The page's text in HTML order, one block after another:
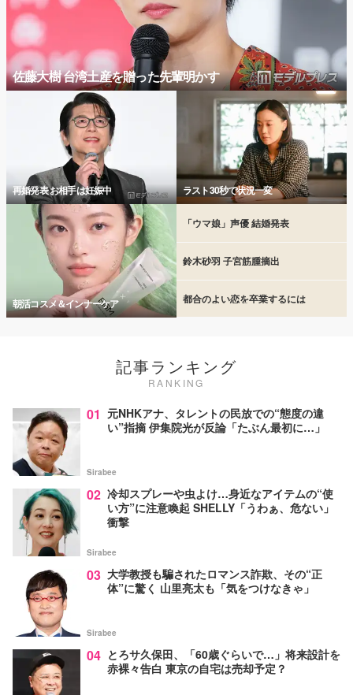
佐藤大樹 台湾土産を贈った先輩明かす
再婚発表 お相手は妊娠中 ラスト30秒で状況一変
朝活コスメ＆インナーケア
「ウマ娘」声優 結婚発表
鈴木砂羽 子宮筋腫摘出
都合のよい恋を卒業するには
記事ランキング
RANKING
01 元NHKアナ、タレントの民放での“態度の違
い”指摘 伊集院光が反論「たぶん最初に…」
Sirabee
02 冷却スプレーや虫よけ…身近なアイテムの“使
い方”に注意喚起 SHELLY「うわぁ、危ない」
衝撃
Sirabee
03 大学教授も騙されたロマンス詐欺、その“正
体”に驚く 山里亮太も「気をつけなきゃ」
Sirabee
04 とろサ久保田、「60歳ぐらいで…」将来設計を
赤裸々告白 東京の自宅は売却予定？